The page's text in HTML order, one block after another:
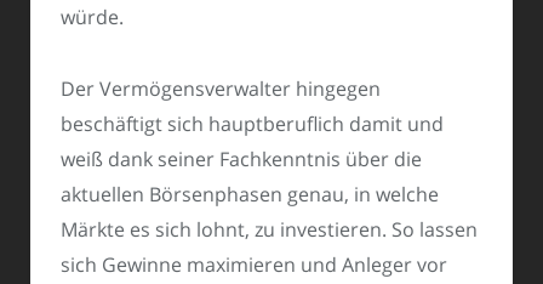
würde.
Der Vermögensverwalter hingegen
beschäftigt sich hauptberuflich damit und
weiß dank seiner Fachkenntnis über die
aktuellen Börsenphasen genau, in welche
Märkte es sich lohnt, zu investieren. So lassen
sich Gewinne maximieren und Anleger vor